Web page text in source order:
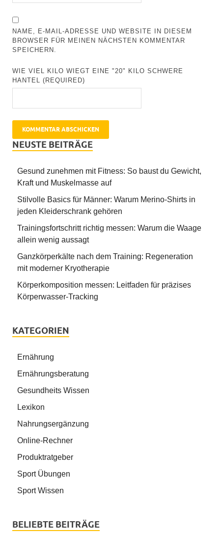
NAME, E-MAIL-ADRESSE UND WEBSITE IN DIESEM
BROWSER FÜR MEINEN NÄCHSTEN KOMMENTAR
SPEICHERN.
WIE VIEL KILO WIEGT EINE "20" KILO SCHWERE
HANTEL (REQUIRED)
NEUSTE BEITRÄGE
Gesund zunehmen mit Fitness: So baust du Gewicht,
Kraft und Muskelmasse auf
Stilvolle Basics für Männer: Warum Merino-Shirts in
jeden Kleiderschrank gehören
Trainingsfortschritt richtig messen: Warum die Waage
allein wenig aussagt
Ganzkörperkälte nach dem Training: Regeneration
mit moderner Kryotherapie
Körperkomposition messen: Leitfaden für präzises
Körperwasser-Tracking
KATEGORIEN
Ernährung
Ernährungsberatung
Gesundheits Wissen
Lexikon
Nahrungsergänzung
Online-Rechner
Produktratgeber
Sport Übungen
Sport Wissen
BELIEBTE BEITRÄGE